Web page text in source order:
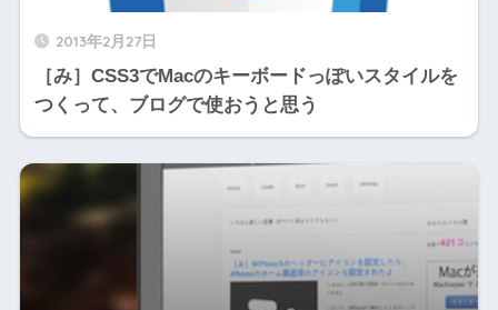
2013年2月27日
［み］CSS3でMacのキーボードっぽいスタイルを
つくって、ブログで使おうと思う